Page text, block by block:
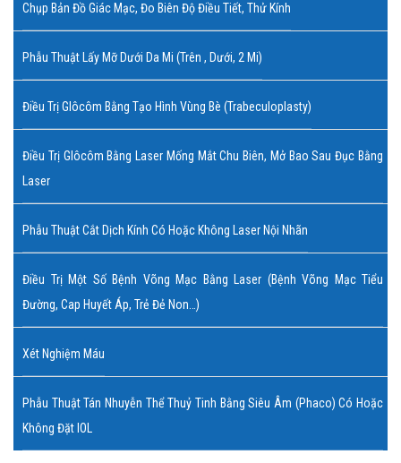
Chụp Bản Đồ Giác Mạc, Đo Biên Độ Điều Tiết, Thử Kính
Phẫu Thuật Lấy Mỡ Dưới Da Mi (trên , Dưới, 2 Mi)
Điều Trị Glôcôm Bằng Tạo Hình Vùng Bè (Trabeculoplasty)
Điều Trị Glôcôm Bằng Laser Mống Mắt Chu Biên, Mở Bao Sau Đục Bằng
Laser
Phẫu Thuật Cắt Dịch Kính Có Hoặc Không Laser Nội Nhãn
Điều Trị Một Số Bệnh Võng Mạc Bằng Laser (bệnh Võng Mạc Tiểu
Đường, Cap Huyết Áp, Trẻ Đẻ Non…)
Xét Nghiệm Máu
Phẫu Thuật Tán Nhuyễn Thể Thuỷ Tinh Bằng Siêu Âm (Phaco) Có Hoặc
Không Đặt IOL